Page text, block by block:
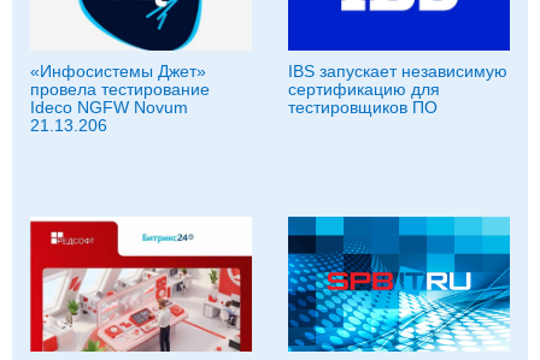
«Инфосистемы Джет»
провела тестирование
Ideco NGFW Novum
21.13.206
IBS запускает независимую
сертификацию для
тестировщиков ПО